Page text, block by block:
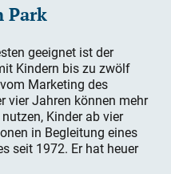
Park
geeignet ist der
Kindern bis zu zwölf
Marketing des
vier Jahren können mehr
Kinder ab vier
in Begleitung eines
seit 1972. Er hat heuer